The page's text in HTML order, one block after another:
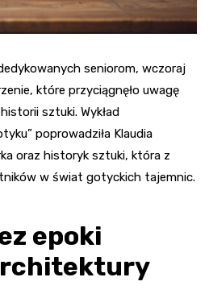
seniorom, wczoraj
które przyciągnęło uwagę
sztuki. Wykład
poprowadziła Klaudia
oraz historyk sztuki, która z
w świat gotyckich tajemnic.
epoki